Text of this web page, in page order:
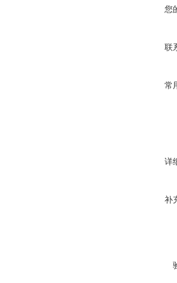
不具有此
的请在订
您
联
常
详
补